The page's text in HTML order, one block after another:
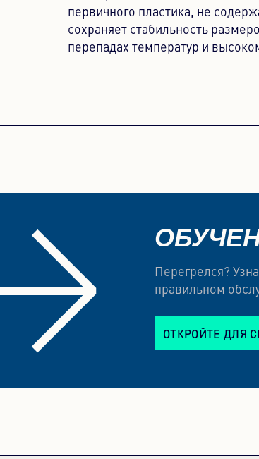
первичного пластика, не
сохраняет стабильность
перепадах температур и
Перегрелся?
правильном
ОТКРОЙТЕ ДЛЯ